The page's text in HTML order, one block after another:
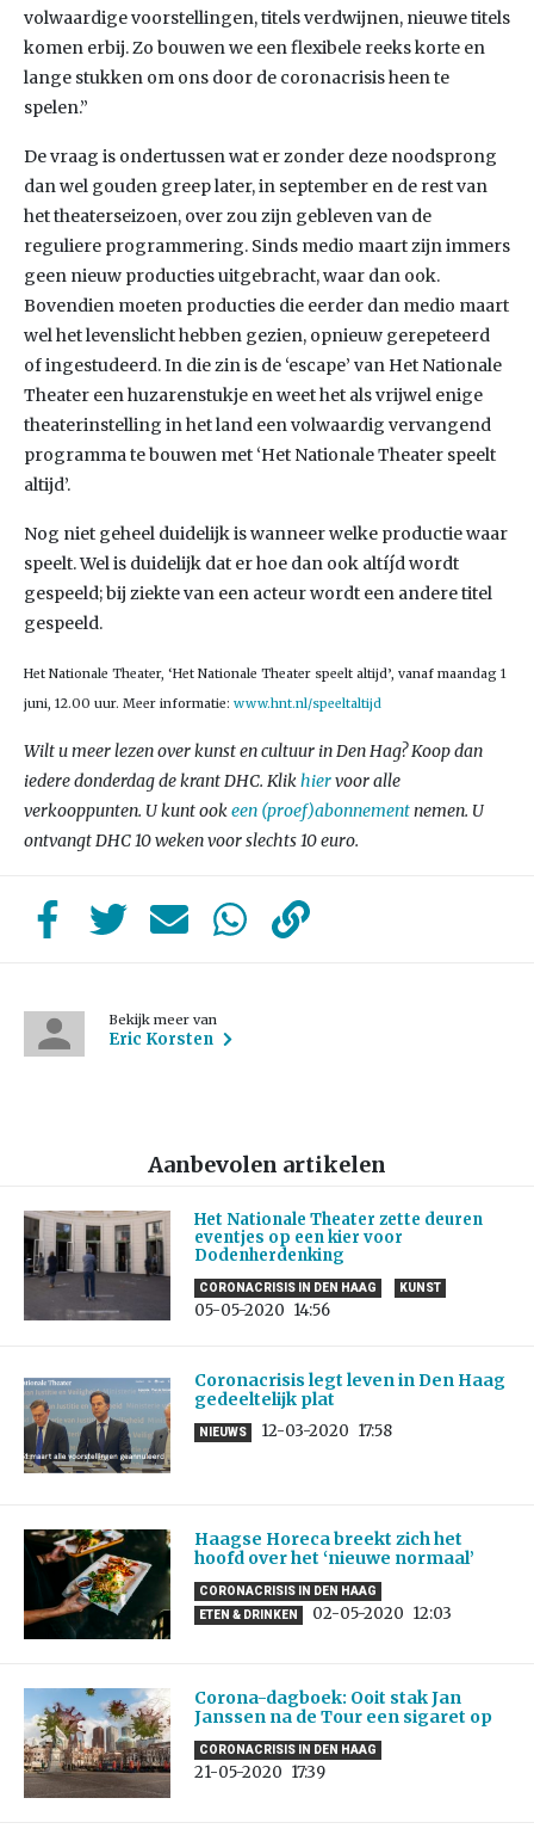
volwaardige voorstellingen, titels verdwijnen, nieuwe titels
komen erbij. Zo bouwen we een flexibele reeks korte en
lange stukken om ons door de coronacrisis heen te
spelen.”
De vraag is ondertussen wat er zonder deze noodsprong
dan wel gouden greep later, in september en de rest van
het theaterseizoen, over zou zijn gebleven van de
reguliere programmering. Sinds medio maart zijn immers
geen nieuw producties uitgebracht, waar dan ook.
Bovendien moeten producties die eerder dan medio maart
wel het levenslicht hebben gezien, opnieuw gerepeteerd
of ingestudeerd. In die zin is de ‘escape’ van Het Nationale
Theater een huzarenstukje en weet het als vrijwel enige
theaterinstelling in het land een volwaardig vervangend
programma te bouwen met ‘Het Nationale Theater speelt
altijd’.
Nog niet geheel duidelijk is wanneer welke productie waar
speelt. Wel is duidelijk dat er hoe dan ook altíjd wordt
gespeeld; bij ziekte van een acteur wordt een andere titel
gespeeld.
Het Nationale Theater, ‘Het Nationale Theater speelt altijd’, vanaf maandag 1
juni, 12.00 uur. Meer informatie: www.hnt.nl/speeltaltijd
Wilt u meer lezen over kunst en cultuur in Den Hag? Koop dan
iedere donderdag de krant DHC. Klikhiervoor alle
verkooppunten. U kunt ookeen (proef)abonnementnemen. U
ontvangt DHC 10 weken voor slechts 10 euro.
Bekijk meer van
Eric Korsten
Aanbevolen artikelen
Het Nationale Theater zette deuren
eventjes op een kier voor
Dodenherdenking
CORONACRISIS IN DEN HAAG KUNST
05-05-2020 14:56
Coronacrisis legt leven in Den Haag
gedeeltelijk plat
NIEUWS 12-03-2020 17:58
Haagse Horeca breekt zich het
hoofd over het ‘nieuwe normaal’
CORONACRISIS IN DEN HAAG
ETEN & DRINKEN
02-05-2020 12:03
Corona-dagboek: Ooit stak Jan
Janssen na de Tour een sigaret op
CORONACRISIS IN DEN HAAG
21-05-2020 17:39